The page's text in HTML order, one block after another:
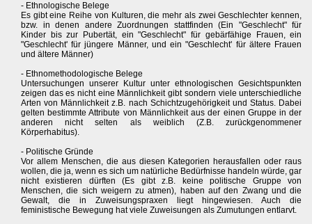
- Ethnologische Belege
Es gibt eine Reihe von Kulturen, die mehr als zwei Geschlechter kennen,
bzw. in denen andere Zuordnungen stattfinden (Ein "Geschlecht" für
Kinder bis zur Pubertät, ein "Geschlecht" für gebärfähige Frauen, ein
"Geschlecht' für jüngere Männer, und ein "Geschlecht' für ältere Frauen
und ältere Männer)
- Ethnomethodologische Belege
Untersuchungen unserer Kultur unter ethnologischen Gesichtspunkten
zeigen das es nicht eine Männlichkeit gibt sondern viele unterschiedliche
Arten von Männlichkeit z.B. nach Schichtzugehörigkeit und Status. Dabei
gelten bestimmte Attribute von Männlichkeit aus der einen Gruppe in der
anderen nicht selten als weiblich (Z.B. zurückgenommener
Körperhabitus).
- Politische Gründe
Vor allem Menschen, die aus diesen Kategorien herausfallen oder raus
wollen, die ja, wenn es sich um natürliche Bedürfnisse handeln würde, gar
nicht existieren dürften (Es gibt z.B. keine politische Gruppe von
Menschen, die sich weigern zu atmen), haben auf den Zwang und die
Gewalt, die in Zuweisungspraxen liegt hingewiesen. Auch die
feministische Bewegung hat viele Zuweisungen als Zumutungen entlarvt.